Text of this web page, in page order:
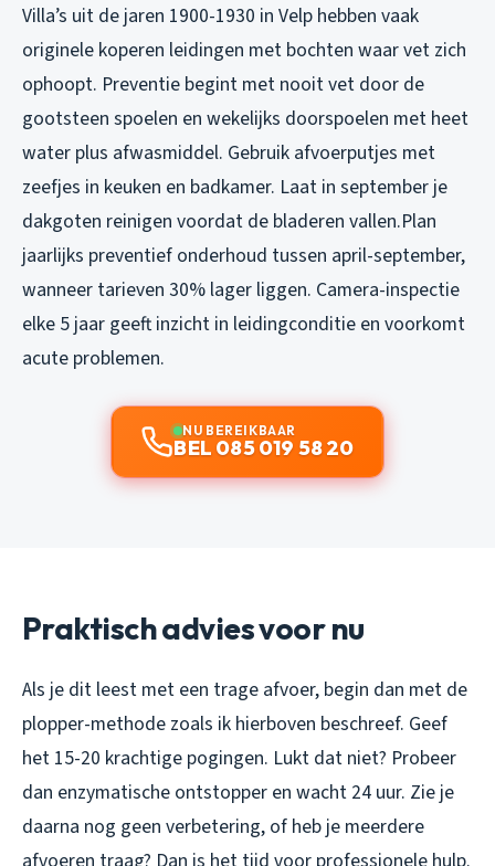
Villa’s uit de jaren 1900-1930 in Velp hebben vaak
originele koperen leidingen met bochten waar vet zich
ophoopt. Preventie begint met nooit vet door de
gootsteen spoelen en wekelijks doorspoelen met heet
water plus afwasmiddel. Gebruik afvoerputjes met
zeefjes in keuken en badkamer. Laat in september je
dakgoten reinigen voordat de bladeren vallen.Plan
jaarlijks preventief onderhoud tussen april-september,
wanneer tarieven 30% lager liggen. Camera-inspectie
elke 5 jaar geeft inzicht in leidingconditie en voorkomt
acute problemen.
NU BEREIKBAAR
BEL 085 019 58 20
Praktisch advies voor nu
Als je dit leest met een trage afvoer, begin dan met de
plopper-methode zoals ik hierboven beschreef. Geef
het 15-20 krachtige pogingen. Lukt dat niet? Probeer
dan enzymatische ontstopper en wacht 24 uur. Zie je
daarna nog geen verbetering, of heb je meerdere
afvoeren traag? Dan is het tijd voor professionele hulp.